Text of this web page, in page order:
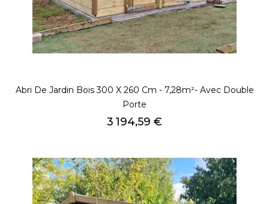
Abri De Jardin Bois 300 X 260 Cm - 7,28m²- Avec Double
Porte
Prix
3 194,59 €